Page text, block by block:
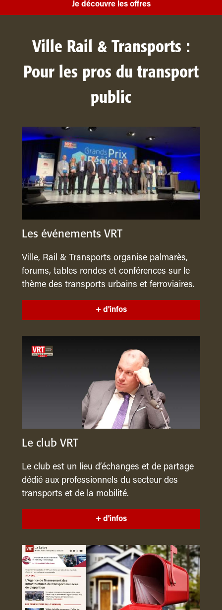
Je découvre les offres
Ville Rail & Transports :
Pour les pros du transport
public
Les événements VRT
Ville, Rail & Transports organise palmarès,
forums, tables rondes et conférences sur le
thème des transports urbains et ferroviaires.
+ d'infos
Le club VRT
Le club est un lieu d’échanges et de partage
dédié aux professionnels du secteur des
transports et de la mobilité.
+ d'infos